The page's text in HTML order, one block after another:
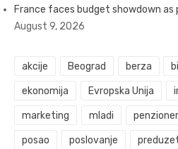
France faces budget showdown
August 9, 2026
akcije Beograd berza
ekonomija Evropska Unija
marketing mladi
posao poslovanje